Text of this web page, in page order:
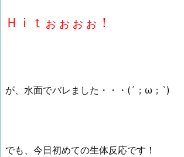
Ｈｉｔぉぉぉぉ！
が、水面でバレました・・・(´；ω；`)
でも、今日初めての生体反応です！